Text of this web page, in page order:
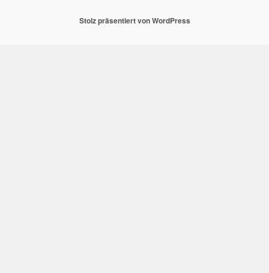
Stolz präsentiert von WordPress